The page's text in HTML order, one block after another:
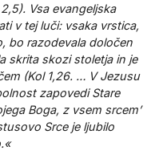
Vsa evangeljska
v tej luči: vsaka vrstica,
bo razodevala določen
skrita skozi stoletja in je
(Kol 1,26. … V Jezusu
zapovedi Stare
Boga, z vsem srcem’
Srce je ljubilo